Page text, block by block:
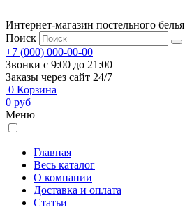
Интернет-магазин постельного белья
Поиск
+7 (000) 000-00-00
Звонки с 9:00 до 21:00
Заказы через сайт 24/7
0 Корзина
0 руб
Меню
Главная
Весь каталог
О компании
Доставка и оплата
Статьи